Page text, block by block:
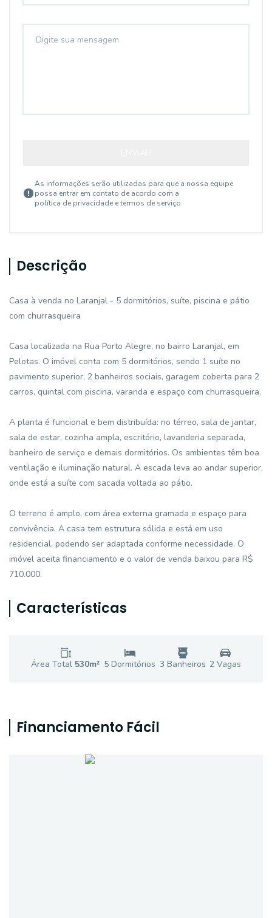
As informações serão utilizadas para que a nossa equipe
possa entrar em contato de acordo com a
política de privacidade e termos de serviço
Descrição
Casa à venda no Laranjal - 5 dormitórios, suíte, piscina e pátio
com churrasqueira
Casa localizada na Rua Porto Alegre, no bairro Laranjal, em
Pelotas. O imóvel conta com 5 dormitórios, sendo 1 suíte no
pavimento superior, 2 banheiros sociais, garagem coberta para 2
carros, quintal com piscina, varanda e espaço com churrasqueira.
A planta é funcional e bem distribuída: no térreo, sala de jantar,
sala de estar, cozinha ampla, escritório, lavanderia separada,
banheiro de serviço e demais dormitórios. Os ambientes têm boa
ventilação e iluminação natural. A escada leva ao andar superior,
onde está a suíte com sacada voltada ao pátio.
O terreno é amplo, com área externa gramada e espaço para
convivência. A casa tem estrutura sólida e está em uso
residencial, podendo ser adaptada conforme necessidade. O
imóvel aceita financiamento e o valor de venda baixou para R$
710.000.
Características
Área Total 530m² 5 Dormitórios 3 Banheiros 2Vagas
Financiamento Fácil